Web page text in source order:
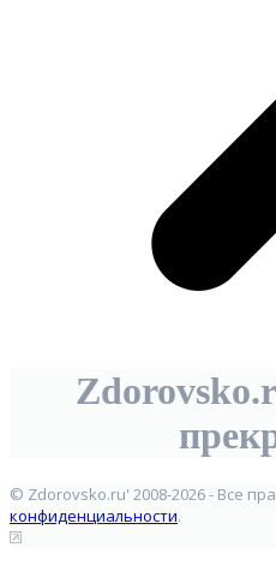
© Zdorovsko.ru' 2008-2026 - Все
конфиденциальности.